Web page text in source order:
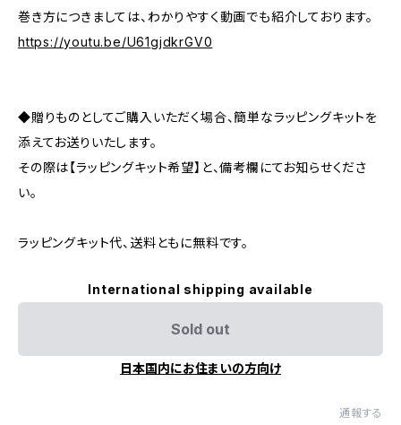
巻き方につきましては、わかりやすく動画でも紹介しております。
https://youtu.be/U61gjdkrGV0
◆贈りものとしてご購入いただく場合、簡単なラッピングキットを
添えてお送りいたします。
その際は【ラッピングキット希望】と、備考欄にてお知らせくださ
い。
ラッピングキット代、送料ともに無料です。
International shipping available
Sold out
日本国内にお住まいの方向け
通報する